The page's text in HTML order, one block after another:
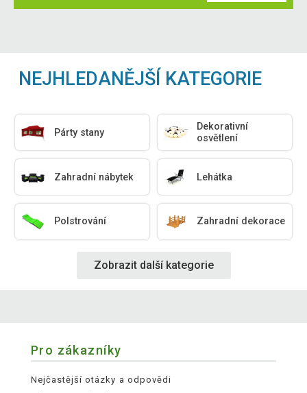
NEJHLEDANĚJŠÍ KATEGORIE
Párty stany
Dekorativní
osvětlení
Zahradní nábytek Lehátka
Polstrování Zahradní dekorace
Zobrazit další kategorie
Pro zákazníky
Nejčastější otázky a odpovědi